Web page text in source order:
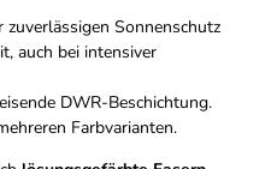
Sonnenschutz
auch bei intensiver
DWR-Beschichtung.
Farbvarianten.